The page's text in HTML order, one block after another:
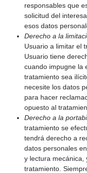
responsables que
solicitud del
esos datos
Derecho a la
Usuario a limitar el
Usuario tiene
cuando impugne la
tratamiento sea
necesite los datos
para hacer
opuesto al
Derecho a la
tratamiento se
tendrá derecho a
datos personales
y lectura mecánica,
tratamiento.